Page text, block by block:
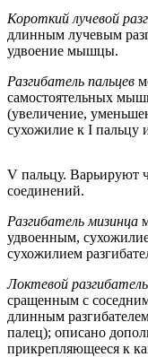
Короткий лучевой
длинным лучевым
удвоение мышцы.
Разгибатель пальцев
самостоятельных
(увеличение,
сухожилие к I пальцу
V пальцу. Варьируют
соединений.
Разгибатель мизинца
удвоенным,
сухожилием
Локтевой
сращенным с
длинным
палец); описано
прикрепляющееся к